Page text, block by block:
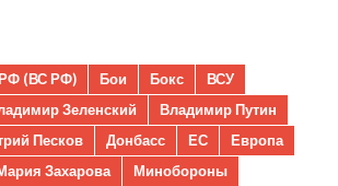
(ВС РФ) Бои Бокс
ВСУ
Зеленский
Владимир Путин
Песков Донбасс ЕС
Европа
Захарова
Минобороны